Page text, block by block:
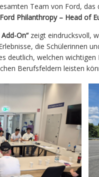
Team von Ford,
Philanthropy – Head of
On“zeigt eindrucksvoll,
die Schülerinnen
deutlich, welchen
Berufsfeldern leisten